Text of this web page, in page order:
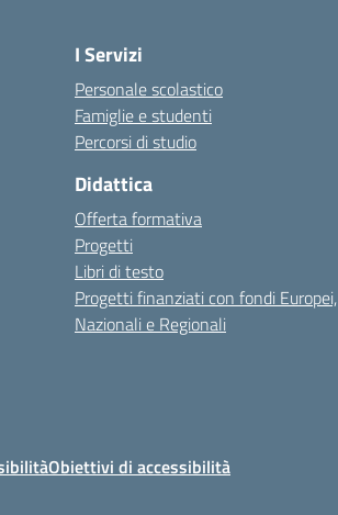
I Servizi
Personale scolastico
Famiglie e studenti
Percorsi di studio
Didattica
Offerta formativa
Progetti
Libri di testo
Progetti finanziati con fondi Europei,
Nazionali e Regionali
Obiettivi di accessibilità